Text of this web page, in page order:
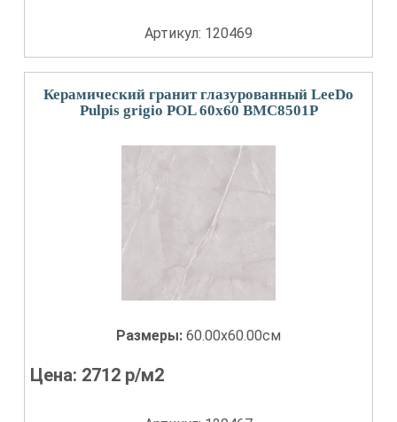
Артикул: 120469
Керамический гранит глазурованный LeeDo
Pulpis grigio POL 60x60 BMC8501P
Размеры: 60.00x60.00см
Цена: 2712 р/м2